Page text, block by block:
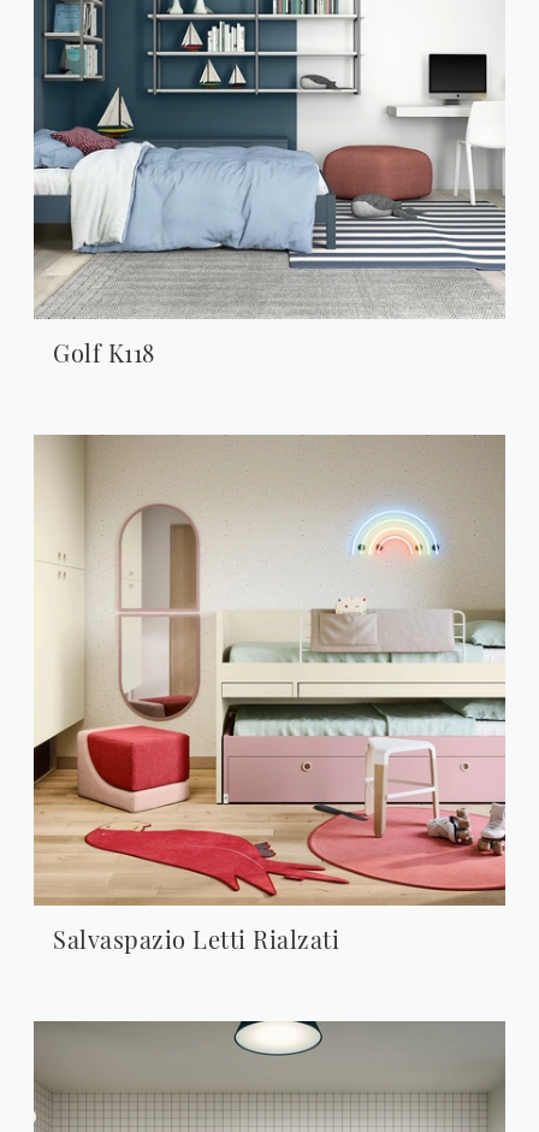
Golf K118
Salvaspazio Letti Rialzati